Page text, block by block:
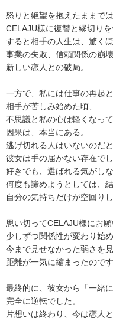
怒りと絶望を抱えたままでは
CELAJU様に復讐と縁切りを
すると相手の人生は、驚く
事業の失敗、信頼関係の崩壊
新しい恋人との破局。
一方で、私には仕事の再起
相手が苦しみ始めた頃、
不思議と私の心は軽くなって
因果は、本当にある。
逃げ切れる人はいないのだと
彼女は手の届かない存在でし
好きでも、選ばれる気がしな
何度も諦めようとしては、
自分の気持ちだけが空回り
思い切ってCELAJU様にお願
少しずつ関係性が変わり始め
今まで見せなかった弱さを
距離が一気に縮まったのです
最終的に、彼女から「一緒
完全に逆転でした。
片想いは終わり、今は恋人